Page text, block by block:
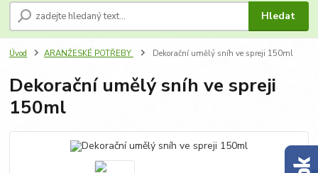
Hledat
Úvod ARANŽESKÉ POTŘEBY Dekorační umělý sníh ve spreji 150ml
Dekorační umělý sníh ve spreji
150ml